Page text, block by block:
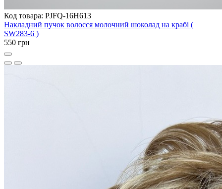
Код товара: PJFQ-16H613
Накладний пучок волосся молочний шоколад на крабі (
SW283-6 )
550 грн